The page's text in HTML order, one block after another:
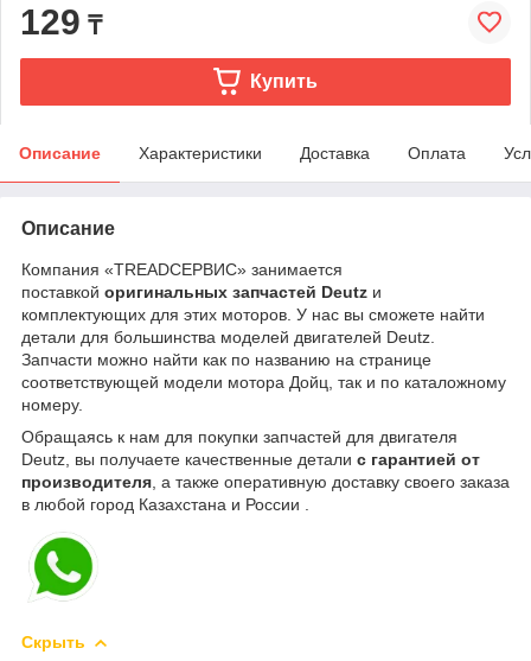
129 ₸
Купить
Описание Характеристики Доставка Оплата
Описание
Компания «TREADСЕРВИС» занимается
поставкой оригинальных запчастей Deutz и
комплектующих для этих моторов. У нас вы сможете найти
детали для большинства моделей двигателей Deutz.
Запчасти можно найти как по названию на странице
соответствующей модели мотора Дойц, так и по каталожному
номеру.
Обращаясь к нам для покупки запчастей для двигателя
Deutz, вы получаете качественные детали с гарантией от
производителя , а также оперативную доставку своего заказа
в любой город Казахстана и России .
Скрыть